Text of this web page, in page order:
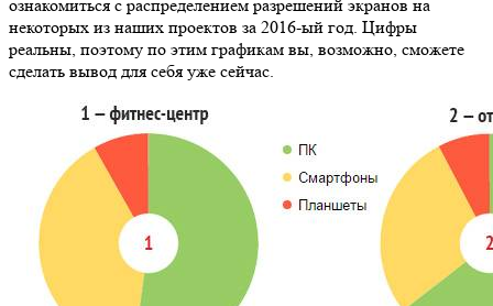
ознакомиться с распределением разрешений экранов на
некоторых из наших проектов за 2016-ый год. Цифры
реальны, поэтому по этим графикам вы, возможно, сможете
сделать вывод для себя уже сейчас.